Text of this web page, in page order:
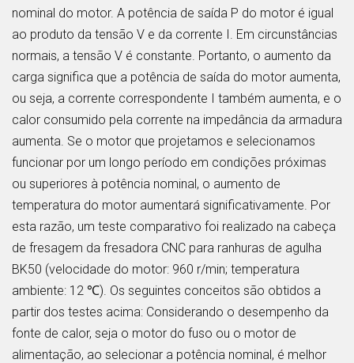
nominal do motor. A potência de saída P do motor é igual
ao produto da tensão V e da corrente I. Em circunstâncias
normais, a tensão V é constante. Portanto, o aumento da
carga significa que a potência de saída do motor aumenta,
ou seja, a corrente correspondente I também aumenta, e o
calor consumido pela corrente na impedância da armadura
aumenta. Se o motor que projetamos e selecionamos
funcionar por um longo período em condições próximas
ou superiores à potência nominal, o aumento de
temperatura do motor aumentará significativamente. Por
esta razão, um teste comparativo foi realizado na cabeça
de fresagem da fresadora CNC para ranhuras de agulha
BK50 (velocidade do motor: 960 r/min; temperatura
ambiente: 12 ℃). Os seguintes conceitos são obtidos a
partir dos testes acima: Considerando o desempenho da
fonte de calor, seja o motor do fuso ou o motor de
alimentação, ao selecionar a potência nominal, é melhor